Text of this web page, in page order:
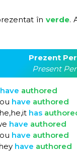
în verde.
Prezent
Present
have authored
have authored
has
have authored
have authored
have authored